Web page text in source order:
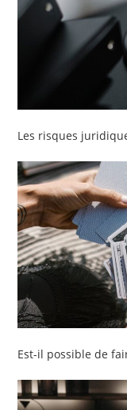
Les risques
Est-il possible de